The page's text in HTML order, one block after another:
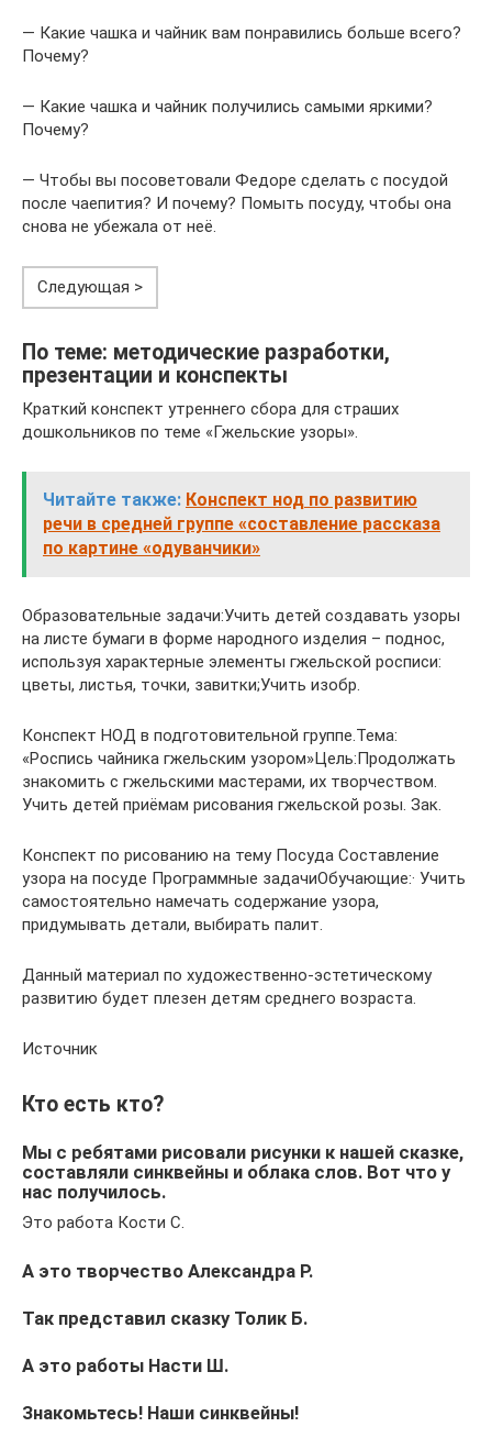
— Какие чашка и чайник вам понравились больше всего?
Почему?
— Какие чашка и чайник получились самыми яркими?
Почему?
— Чтобы вы посоветовали Федоре сделать с посудой
после чаепития? И почему? Помыть посуду, чтобы она
снова не убежала от неё.
Следующая >
По теме: методические разработки,
презентации и конспекты
Краткий конспект утреннего сбора для страших
дошкольников по теме «Гжельские узоры».
Читайте также: Конспект нод по развитию
речи в средней группе «составление рассказа
по картине «одуванчики»
Образовательные задачи:Учить детей создавать узоры
на листе бумаги в форме народного изделия – поднос,
используя характерные элементы гжельской росписи:
цветы, листья, точки, завитки;Учить изобр.
Конспект НОД в подготовительной группе.Тема:
«Роспись чайника гжельским узором»Цель:Продолжать
знакомить с гжельскими мастерами, их творчеством.
Учить детей приёмам рисования гжельской розы. Зак.
Конспект по рисованию на тему Посуда Составление
узора на посуде Программные задачиОбучающие:· Учить
самостоятельно намечать содержание узора,
придумывать детали, выбирать палит.
Данный материал по художественно-эстетическому
развитию будет плезен детям среднего возраста.
Источник
Кто есть кто?
Мы с ребятами рисовали рисунки к нашей сказке,
составляли синквейны и облака слов. Вот что у
нас получилось.
Это работа Кости С.
А это творчество Александра Р.
Так представил сказку Толик Б.
А это работы Насти Ш.
Знакомьтесь! Наши синквейны!